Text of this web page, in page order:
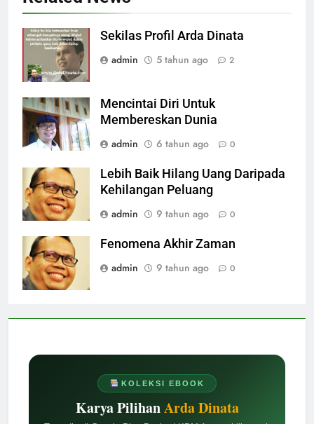
KOLEKSI EBOOK
Karya PilihanArda Dinata
Sekilas Profil Arda Dinata
admin
5 tahun ago 2
Mencintai Diri Untuk
Membereskan Dunia
admin
6 tahun ago 0
Lebih Baik Hilang Uang Daripada
Kehilangan Peluang
admin
9 tahun ago 0
Fenomena Akhir Zaman
admin
9 tahun ago 0